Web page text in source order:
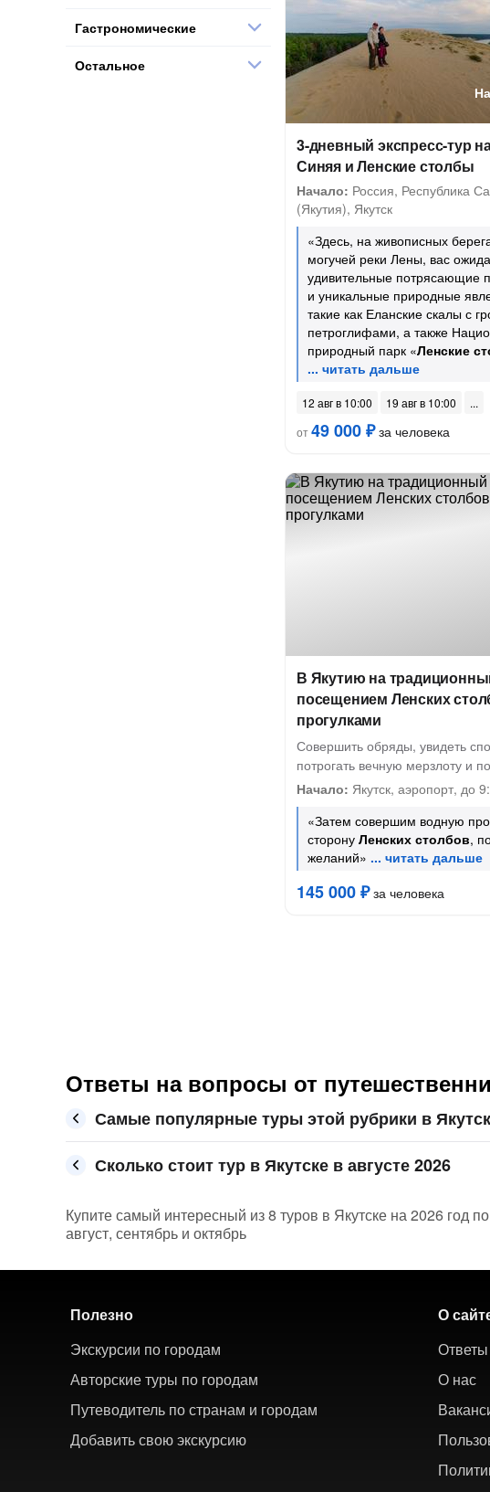
3-дневный экспресс-тур
Синяя и Ленские столбы
Начало: Россия, Республика
(Якутия), Якутск
«Здесь, на живописных
могучей реки Лены, вас
удивительные потрясающие
и уникальные природные
такие как Еланские скалы с
петроглифами, а также
природный парк «Ленские
12 авг в 10:00
19 авг в 10:00
от49 000 ₽за человека
В Якутию на
посещением Ленских
прогулками
Совершить обряды, увидеть
потрогать вечную мерзлоту и
Начало: Якутск, аэропорт, до
«Затем совершим водную
сторону Ленских столбов,
желаний»
145 000 ₽за человека
Гастрономические
Остальное
Ответы на вопросы от
Самые популярные туры этой рубрики в
Сколько стоит тур в Якутске в августе 2026
Купите самый интересный из 8 туров в Якутске на 2026 год
август, сентябрь и октябрь
Полезно
Экскурсии по городам
Авторские туры по городам
Путеводитель по странам и городам
Добавить свою экскурсию
О
О нас